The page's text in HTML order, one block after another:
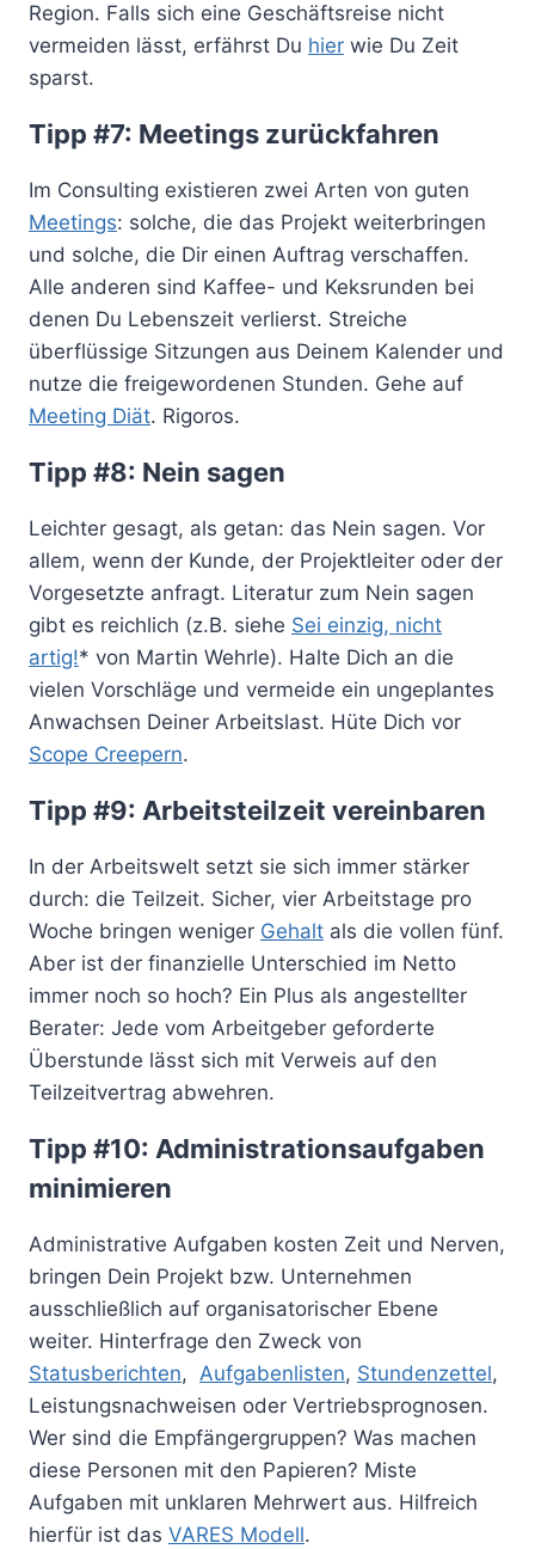
Region. Falls sich eine Geschäftsreise nicht
vermeiden lässt, erfährst Du hier wie Du Zeit
sparst.
Tipp #7: Meetings zurückfahren
Im Consulting existieren zwei Arten von guten
Meetings: solche, die das Projekt weiterbringen
und solche, die Dir einen Auftrag verschaffen.
Alle anderen sind Kaffee- und Keksrunden bei
denen Du Lebenszeit verlierst. Streiche
überflüssige Sitzungen aus Deinem Kalender und
nutze die freigewordenen Stunden. Gehe auf
Meeting Diät. Rigoros.
Tipp #8: Nein sagen
Leichter gesagt, als getan: das Nein sagen. Vor
allem, wenn der Kunde, der Projektleiter oder der
Vorgesetzte anfragt. Literatur zum Nein sagen
gibt es reichlich (z.B. siehe Sei einzig, nicht
artig!* von Martin Wehrle). Halte Dich an die
vielen Vorschläge und vermeide ein ungeplantes
Anwachsen Deiner Arbeitslast. Hüte Dich vor
Scope Creepern.
Tipp #9: Arbeitsteilzeit vereinbaren
In der Arbeitswelt setzt sie sich immer stärker
durch: die Teilzeit. Sicher, vier Arbeitstage pro
Woche bringen weniger Gehalt als die vollen fünf.
Aber ist der finanzielle Unterschied im Netto
immer noch so hoch? Ein Plus als angestellter
Berater: Jede vom Arbeitgeber geforderte
Überstunde lässt sich mit Verweis auf den
Teilzeitvertrag abwehren.
Tipp #10: Administrationsaufgaben
minimieren
Administrative Aufgaben kosten Zeit und Nerven,
bringen Dein Projekt bzw. Unternehmen
ausschließlich auf organisatorischer Ebene
weiter. Hinterfrage den Zweck von
Statusberichten, Aufgabenlisten, Stundenzettel,
Leistungsnachweisen oder Vertriebsprognosen.
Wer sind die Empfängergruppen? Was machen
diese Personen mit den Papieren? Miste
Aufgaben mit unklaren Mehrwert aus. Hilfreich
hierfür ist das VARES Modell.